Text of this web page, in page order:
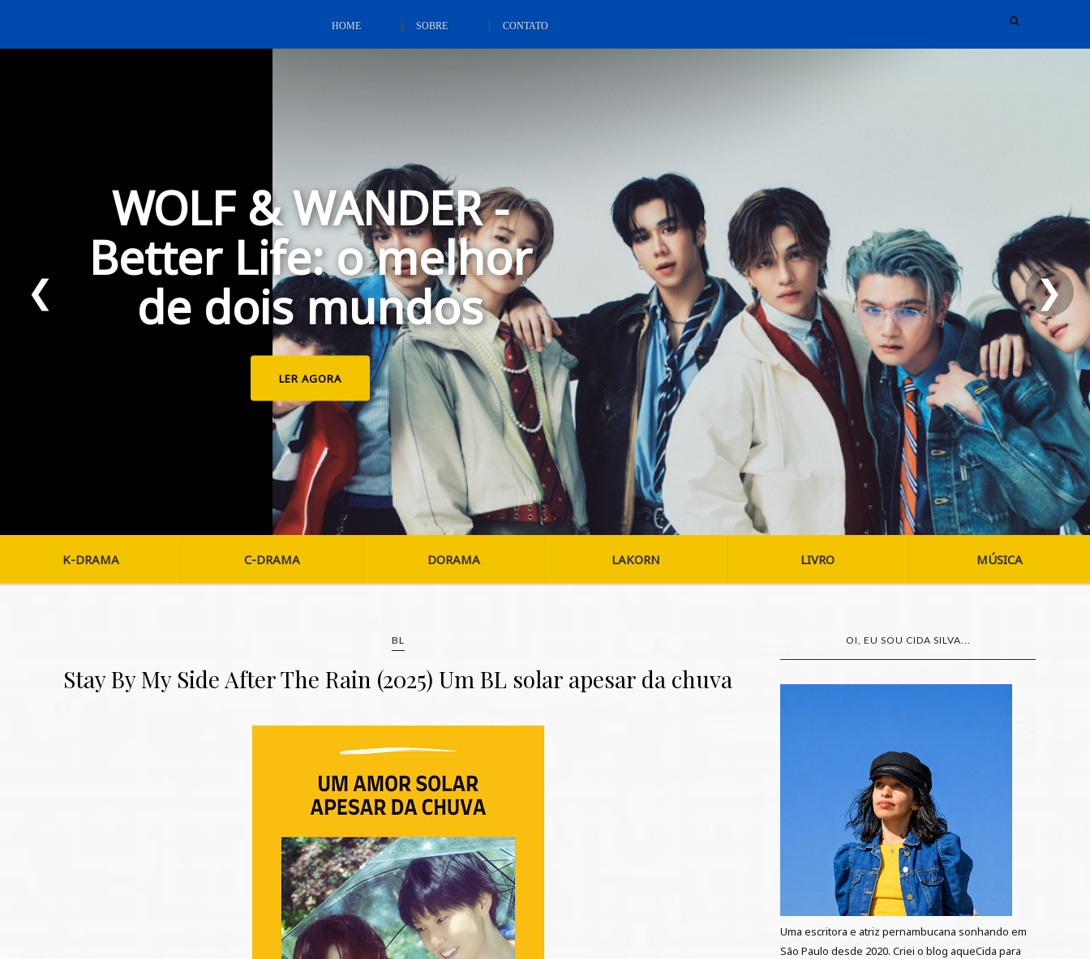
HOME SOBRE CONTATO
Because This is My
First Life - Porque
esta é nossa 1ª vida
LER AGORA
❮ ❯
K-DRAMA C-DRAMA DORAMA LAKORN LIVRO MÚSICA
FEED BLOGGER ENCONTRADO
BL
Stay By My Side After The Rain (2025) Um BL solar apesar da chuva
OI, EU SOU CIDA SILVA...
Uma escritora e atriz pernambucana sonhando em
São Paulo desde 2020. Criei o blog aqueCida para